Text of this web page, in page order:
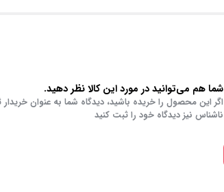
شما هم می‌توانید در مورد این کالا نظر دهید.
اگر این محصول را خریده باشید، دیدگاه شما به عنوان
ناشناس نیز دیدگاه خود را ثبت کنید